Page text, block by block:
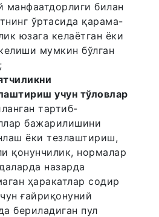
манфаатдорлиги билан
ўртасида қарама-
юзага келаётган ёки
мумкин бўлган
учун тўловлар
тартиб-
бажарилишини
ёки тезлаштириш,
қонунчилик, нормалар
назарда
ҳаракатлар содир
ғайриқонуний
бериладиган пул